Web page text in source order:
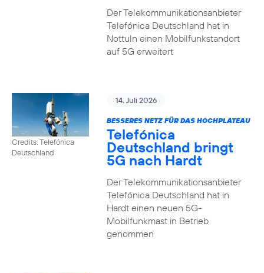
Der Telekommunikationsanbieter
Telefónica Deutschland hat in
Nottuln einen Mobilfunkstandort
auf 5G erweitert
Credits: Telefónica
Deutschland
14. Juli 2026
BESSERES NETZ FÜR DAS HOCHPLATEAU
Telefónica
Deutschland bringt
5G nach Hardt
Der Telekommunikationsanbieter
Telefónica Deutschland hat in
Hardt einen neuen 5G-
Mobilfunkmast in Betrieb
genommen